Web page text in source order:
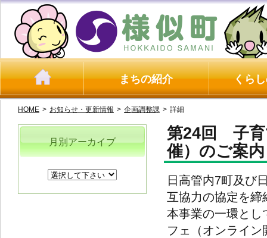
まちの紹介 くら
HOME > お知らせ・更新情報 > 企画調整課 > 詳細
第24回 子育
催）のご案内
日高管内7町及び
互協力の協定を締
本事業の一環と
フェ（オンライ
月別アーカイブ